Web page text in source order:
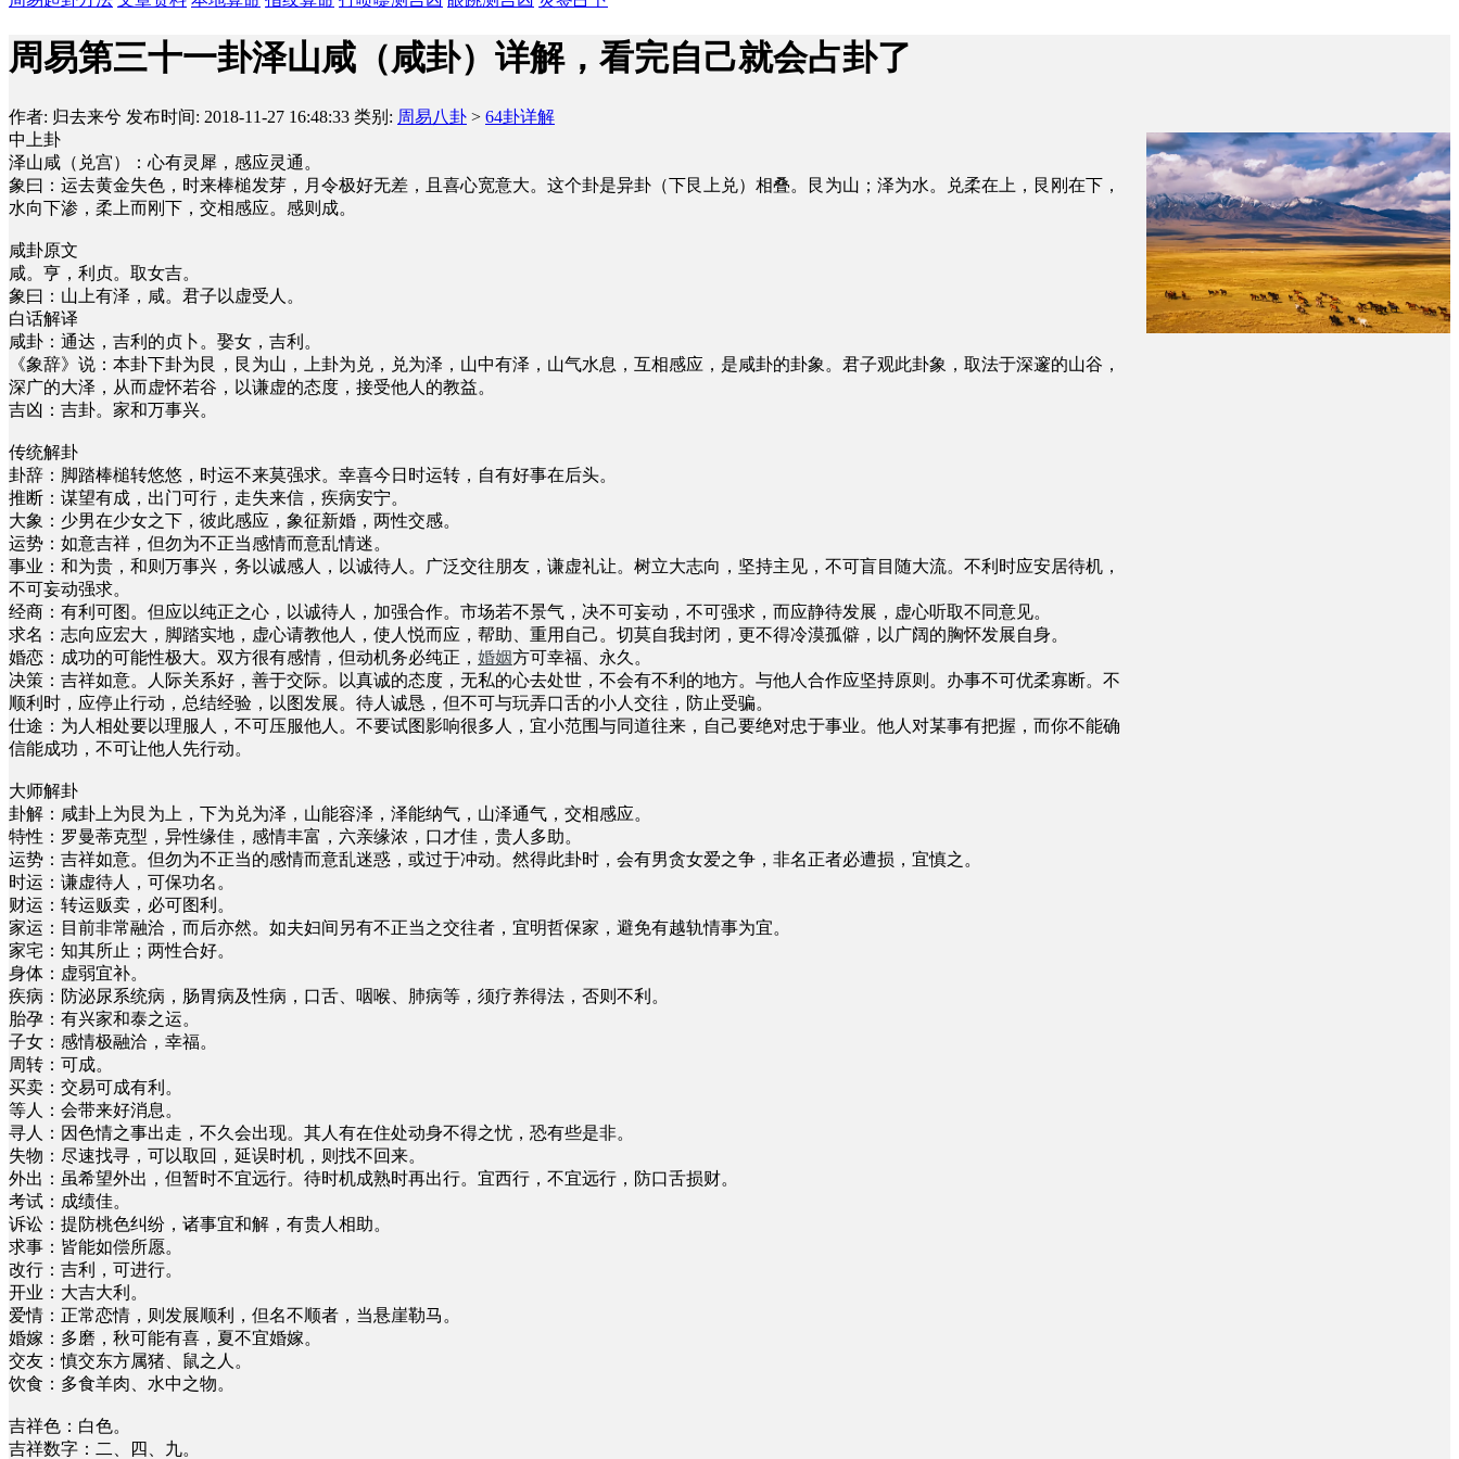
周易第三十一卦泽山咸（咸卦）详解，看完自己就会占卦了
作者: 归去来兮 发布时间: 2018-11-27 16:48:33 类别: 周易八卦 > 64卦详解
中上卦
泽山咸（兑宫）：心有灵犀，感应灵通。
象曰：运去黄金失色，时来棒槌发芽，月令极好无差，且喜心宽意大。这个卦是异卦（下艮上兑）相叠。艮为山；泽为水。兑柔在上，艮刚在下，
水向下渗，柔上而刚下，交相感应。感则成。
咸卦原文
咸。亨，利贞。取女吉。
象曰：山上有泽，咸。君子以虚受人。
白话解译
咸卦：通达，吉利的贞卜。娶女，吉利。
《象辞》说：本卦下卦为艮，艮为山，上卦为兑，兑为泽，山中有泽，山气水息，互相感应，是咸卦的卦象。君子观此卦象，取法于深邃的山谷，
深广的大泽，从而虚怀若谷，以谦虚的态度，接受他人的教益。
吉凶：吉卦。家和万事兴。
传统解卦
卦辞：脚踏棒槌转悠悠，时运不来莫强求。幸喜今日时运转，自有好事在后头。
推断：谋望有成，出门可行，走失来信，疾病安宁。
大象：少男在少女之下，彼此感应，象征新婚，两性交感。
运势：如意吉祥，但勿为不正当感情而意乱情迷。
事业：和为贵，和则万事兴，务以诚感人，以诚待人。广泛交往朋友，谦虚礼让。树立大志向，坚持主见，不可盲目随大流。不利时应安居待机，
不可妄动强求。
经商：有利可图。但应以纯正之心，以诚待人，加强合作。市场若不景气，决不可妄动，不可强求，而应静待发展，虚心听取不同意见。
求名：志向应宏大，脚踏实地，虚心请教他人，使人悦而应，帮助、重用自己。切莫自我封闭，更不得冷漠孤僻，以广阔的胸怀发展自身。
婚恋：成功的可能性极大。双方很有感情，但动机务必纯正， 婚姻方可幸福、永久。
决策：吉祥如意。人际关系好，善于交际。以真诚的态度，无私的心去处世，不会有不利的地方。与他人合作应坚持原则。办事不可优柔寡断。不
顺利时，应停止行动，总结经验，以图发展。待人诚恳，但不可与玩弄口舌的小人交往，防止受骗。
仕途：为人相处要以理服人，不可压服他人。不要试图影响很多人，宜小范围与同道往来，自己要绝对忠于事业。他人对某事有把握，而你不能确
信能成功，不可让他人先行动。
大师解卦
卦解：咸卦上为艮为上，下为兑为泽，山能容泽，泽能纳气，山泽通气，交相感应。
特性：罗曼蒂克型，异性缘佳，感情丰富，六亲缘浓，口才佳，贵人多助。
运势：吉祥如意。但勿为不正当的感情而意乱迷惑，或过于冲动。然得此卦时，会有男贪女爱之争，非名正者必遭损，宜慎之。
时运：谦虚待人，可保功名。
财运：转运贩卖，必可图利。
家运：目前非常融洽，而后亦然。如夫妇间另有不正当之交往者，宜明哲保家，避免有越轨情事为宜。
家宅：知其所止；两性合好。
身体：虚弱宜补。
疾病：防泌尿系统病，肠胃病及性病，口舌、咽喉、肺病等，须疗养得法，否则不利。
胎孕：有兴家和泰之运。
子女：感情极融洽，幸福。
周转：可成。
买卖：交易可成有利。
等人：会带来好消息。
寻人：因色情之事出走，不久会出现。其人有在住处动身不得之忧，恐有些是非。
失物：尽速找寻，可以取回，延误时机，则找不回来。
外出：虽希望外出，但暂时不宜远行。待时机成熟时再出行。宜西行，不宜远行，防口舌损财。
考试：成绩佳。
诉讼：提防桃色纠纷，诸事宜和解，有贵人相助。
求事：皆能如偿所愿。
改行：吉利，可进行。
开业：大吉大利。
爱情：正常恋情，则发展顺利，但名不顺者，当悬崖勒马。
婚嫁：多磨，秋可能有喜，夏不宜婚嫁。
交友：慎交东方属猪、鼠之人。
饮食：多食羊肉、水中之物。
吉祥色：白色。
吉祥数字：二、四、九。